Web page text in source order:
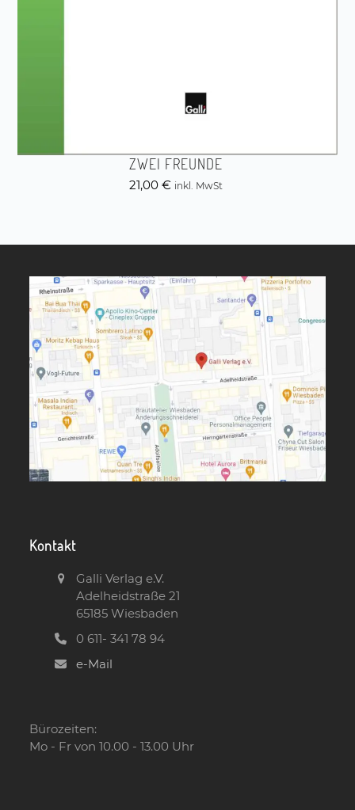
ZWEI FREUNDE
21,00 € inkl. MwSt
Kontakt
Galli Verlag e.V.
Adelheidstraße 21
65185 Wiesbaden
0 611- 341 78 94
e-Mail
Bürozeiten:
Mo - Fr von 10.00 - 13.00 Uhr